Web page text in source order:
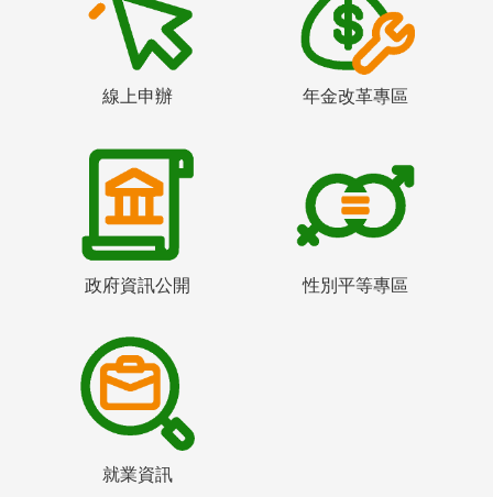
線上申辦 年金改革專區
政府資訊公開 性別平等專區
就業資訊